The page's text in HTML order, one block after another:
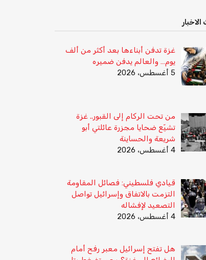
غزة تدفن أبناءها بعد أكثر من ألف
يوم… والعالم يدفن ضميره
5 أغسطس، 2026
من تحت الركام إلى القبور.. غزة
تشيّع ضحايا مجزرة عائلتي أبو
شريعة والحساينة
4 أغسطس، 2026
قيادي فلسطيني: فصائل المقاومة
التزمت بالاتفاق وإسرائيل تواصل
التصعيد لإفشاله
4 أغسطس، 2026
هل تفتح إسرائيل معبر رفح أمام